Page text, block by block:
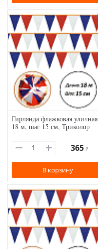
Гирлянда флажковая уличная
18 м, шаг 15 см, Триколор
365 ₽
В корзину